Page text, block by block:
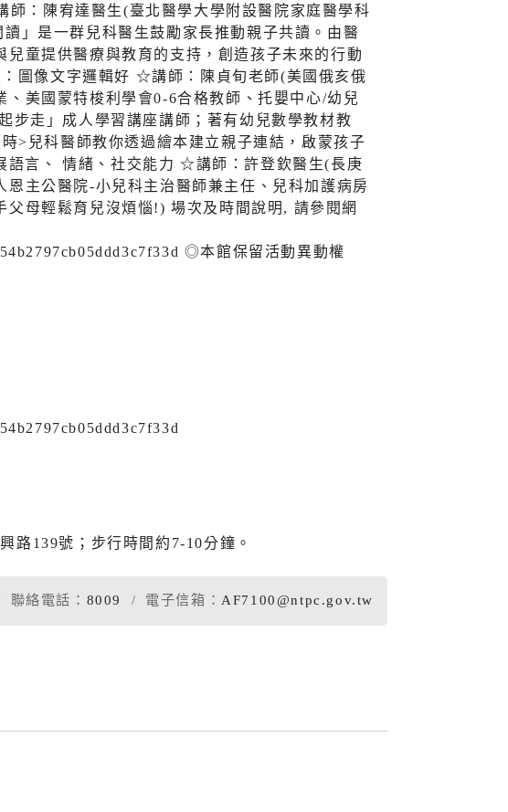
環保
垃圾清運查詢
各區清潔隊專線
資源回收資訊網
新住民
新住民學習中心
移民服務
新住民72小時華語成教
班
新北市新住民子女獎助
：陳宥達醫生(臺北醫學大學附設醫院家庭醫學科
」是一群兒科醫生鼓勵家長推動親子共讀。由醫
童提供醫療與教育的支持，創造孩子未來的行動
圖像文字邏輯好 ☆講師：陳貞旬老師(美國俄亥俄
美國蒙特梭利學會0-6合格教師、托嬰中心/幼兒
步走」成人學習講座講師；著有幼兒數學教材教
>兒科醫師教你透過繪本建立親子連結，啟蒙孩子
語言、 情緒、社交能力 ☆講師：許登欽醫生(長庚
主公醫院-小兒科主治醫師兼主任、兒科加護病房
母輕鬆育兒沒煩惱!) 場次及時間說明, 請參閱網
◎本館保留活動異動權
路139號；步行時間約7-10分鐘。
聯絡電話： 8009 電子信箱： AF7100@ntpc.gov.tw